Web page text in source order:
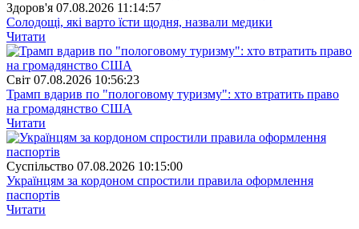
Здоров'я 07.08.2026 11:14:57
Солодощі, які варто їсти щодня, назвали медики
Читати
Свiт 07.08.2026 10:56:23
Трамп вдарив по "пологовому туризму": хто втратить право
на громадянство США
Читати
Суспiльство 07.08.2026 10:15:00
Українцям за кордоном спростили правила оформлення
паспортів
Читати